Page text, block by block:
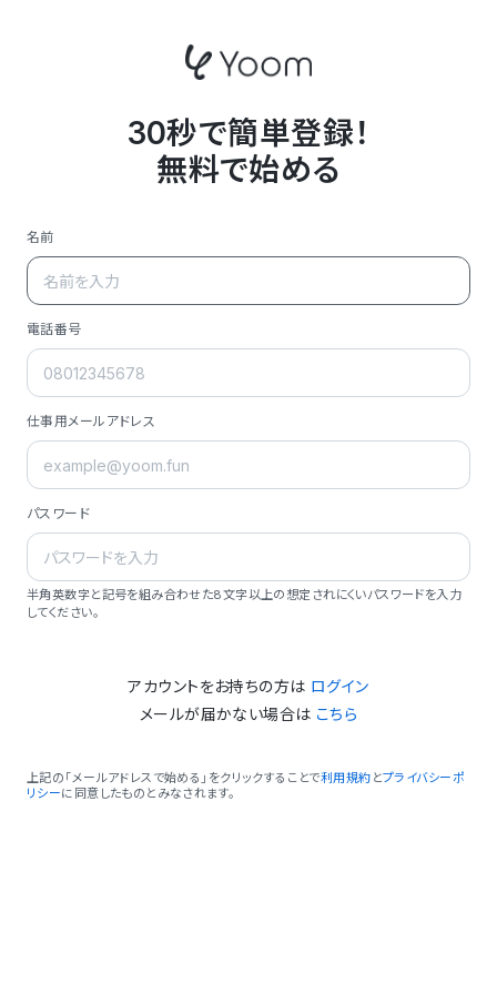
30秒で簡単登録！
無料で始める
名前
電話番号
仕事用メールアドレス
パスワード
半角英数字と記号を組み合わせた8文字以上の想定されにくいパスワードを入力
してください。
アカウントをお持ちの方は ログイン
メールが届かない場合は こちら
上記の「メールアドレスで始める」をクリックすることで利用規約 とプライバシーポ
リシーに同意したものとみなされます。